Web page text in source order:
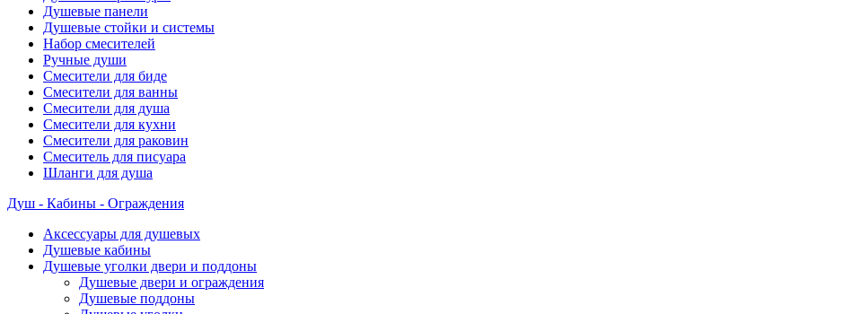
Душевые панели
Душевые стойки и системы
Набор смесителей
Ручные души
Смесители для биде
Смесители для ванны
Смесители для душа
Смесители для кухни
Смесители для раковин
Смеситель для писуара
Шланги для душа
Душ - Кабины - Ограждения
Аксессуары для душевых
Душевые кабины
Душевые уголки двери и поддоны
Душевые двери и ограждения
Душевые поддоны